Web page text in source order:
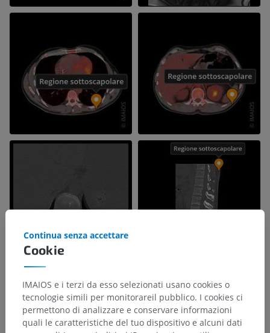
Cookie
Continua senza accettare
IMAIOS e i terzi da esso selezionati usano cookies o
tecnologie simili per monitorareil pubblico. I cookies ci
permettono di analizzare e conservare informazioni
quali le caratteristiche del tuo dispositivo e alcuni dati